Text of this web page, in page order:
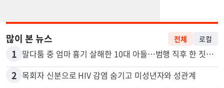
많이 본 뉴스 전체 로컬
1 말다툼 중 엄마 흉기 살해한 10대 아들…범행 직후 한 짓 충격
2 목회자 신분으로 HIV 감염 숨기고 미성년자와 성관계